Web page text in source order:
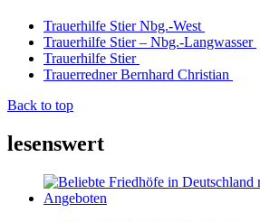
Trauerhilfe Stier Nbg.-West
Trauerhilfe Stier – Nbg.-Langwasser
Trauerhilfe Stier
Trauerredner Bernhard Christian
Back to top
lesenswert